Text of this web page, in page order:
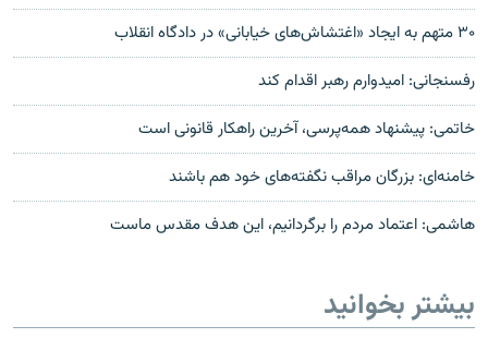
۳۰ متهم به ايجاد «اغتشاش‌های خيابانی» در دادگاه انقلاب
رفسنجانی: امیدوارم رهبر اقدام کند
خاتمی: پيشنهاد همه‌پرسی، آخرين راهکار قانونی است
خامنه‌ای: بزرگان مراقب نگفته‌های خود هم باشند
هاشمی: اعتماد مردم را برگردانیم، این هدف مقدس ماست
بیشتر بخوانید